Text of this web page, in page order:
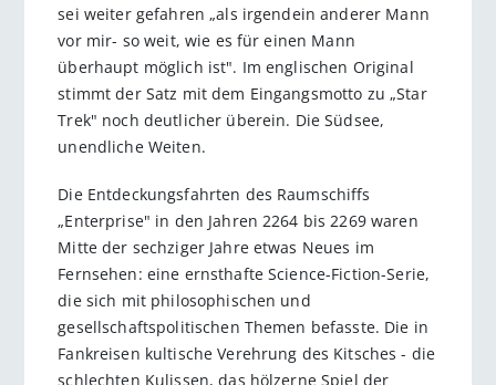
sei weiter gefahren „als irgendein anderer Mann
vor mir- so weit, wie es für einen Mann
überhaupt möglich ist". Im englischen Original
stimmt der Satz mit dem Eingangsmotto zu „Star
Trek" noch deutlicher überein. Die Südsee,
unendliche Weiten.
Die Entdeckungsfahrten des Raumschiffs
„Enterprise" in den Jahren 2264 bis 2269 waren
Mitte der sechziger Jahre etwas Neues im
Fernsehen: eine ernsthafte Science-Fiction-Serie,
die sich mit philosophischen und
gesellschaftspolitischen Themen befasste. Die in
Fankreisen kultische Verehrung des Kitsches - die
schlechten Kulissen, das hölzerne Spiel der